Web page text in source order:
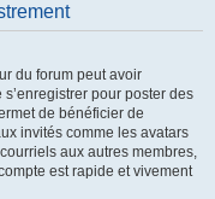
du forum peut avoir
pour poster des
de bénéficier de
invités comme les avatars
aux autres membres,
est rapide et vivement